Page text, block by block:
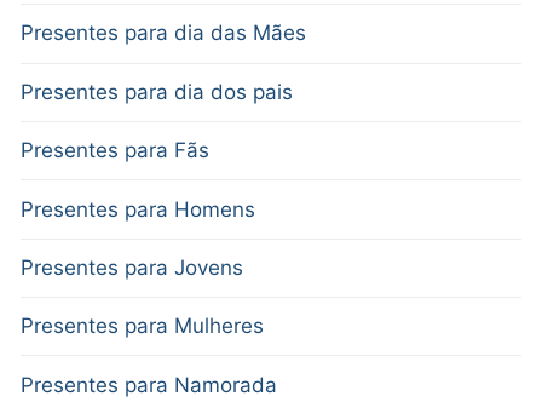
Presentes para dia das Mães
Presentes para dia dos pais
Presentes para Fãs
Presentes para Homens
Presentes para Jovens
Presentes para Mulheres
Presentes para Namorada